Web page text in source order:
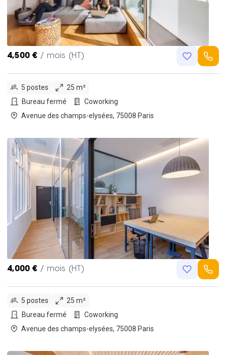
4,500 € / mois (HT)
5 postes
25 m²
Bureau fermé
Coworking
Avenue des champs-elysées, 75008 Paris
4,000 € / mois (HT)
5 postes
25 m²
Bureau fermé
Coworking
Avenue des champs-elysées, 75008 Paris